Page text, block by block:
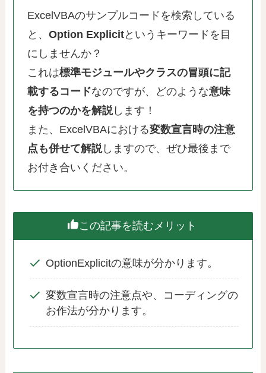
ExcelVBAのサンプルコードを検索している
と、 Option Explicitというキーワードを目
にしませんか？
これは標準モジュールやクラスの冒頭に記
載するコードなのですが、どのような意味
を持つのかを解説します！
また、ExcelVBAにおける変数宣言時の注意
点も併せて解説しますので、ぜひ最後まで
お付き合いください。
この記事を読むメリット
OptionExplicitの意味が分かります。
変数宣言時の注意点や、コーディングの
お作法が分かります。